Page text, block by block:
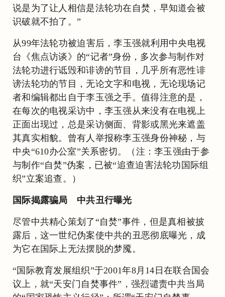
说是为了让人相信是法轮功在自焚，早知道会被
识破就不拍了。”
从99年法轮功被迫害后，李玉强就利用中央电视
台《焦点访谈》的“记者”身份，多次参与制作对
法轮功进行诋毁和诽谤的节目，几乎所有恶性诽
谤法轮功的节目，无论文字和电视，无论现场记
者和编辑都出自于李玉强之手。值得注意的是，
在每次的电视采访中，李玉强从来没有在电视上
正面出现过，总是采访侧面、背影或黑光来遮盖
其真实相貌。曾有人举报称李玉强身份神秘，与
中央“610办公室”关系密切。（注：李玉强由于参
与制作“自焚”伪案，已被“追查迫害法轮功国际组
织”立案追查。）
国际揭露骗局 中共丑行曝光
尽管中共精心策划了“自焚”事件，但是真相被披
露后，这一世纪伪案使中共的丑恶彻底曝光，成
为它在国际上无法摆脱的梦魇。
“国际教育发展组织”于2001年8月14日在联合国会
议上，就“天安门自焚事件”，强烈谴责中共当局